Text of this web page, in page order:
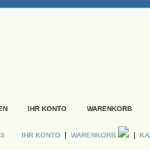
IHR KONTO WARENKORB
IHR KONTO | WARENKORB |